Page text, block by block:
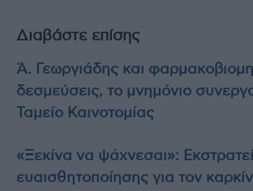
Διαβάστε επίσης
Ά. Γεωργιάδης και
δεσμεύσεις, το μνημόνιο
Ταμείο Καινοτομίας
«Ξεκίνα να ψάχνεσαι»:
ευαισθητοποίησης για τον